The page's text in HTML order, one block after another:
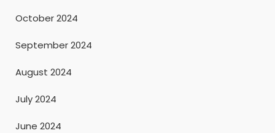
October 2024
September 2024
August 2024
July 2024
June 2024